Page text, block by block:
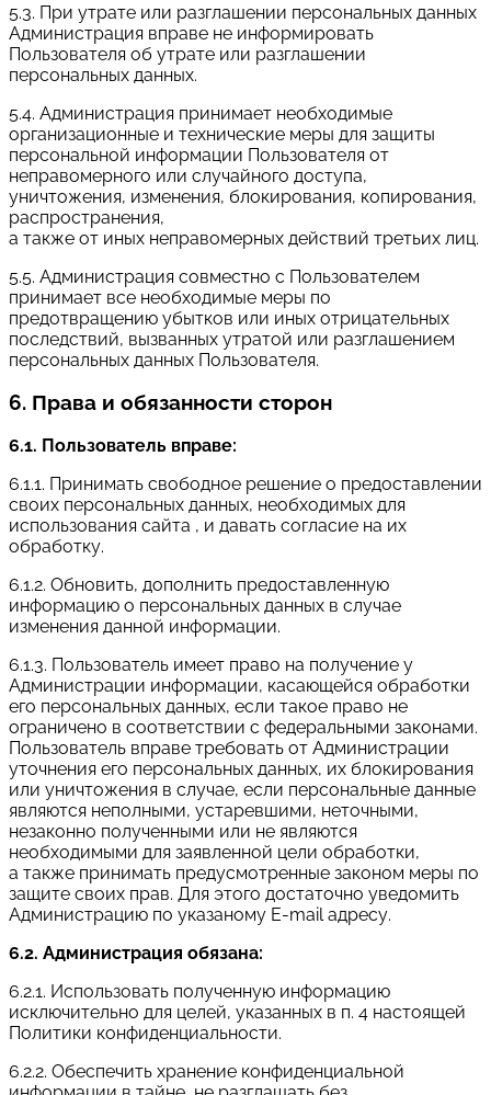
5.3. При утрате или разглашении персональных данных
Администрация вправе не информировать
Пользователя об утрате или разглашении
персональных данных.
5.4. Администрация принимает необходимые
организационные и технические меры для защиты
персональной информации Пользователя от
неправомерного или случайного доступа,
уничтожения, изменения, блокирования, копирования,
распространения,
а также от иных неправомерных действий третьих лиц.
5.5. Администрация совместно с Пользователем
принимает все необходимые меры по
предотвращению убытков или иных отрицательных
последствий, вызванных утратой или разглашением
персональных данных Пользователя.
6. Права и обязанности сторон
6.1. Пользователь вправе:
6.1.1. Принимать свободное решение о предоставлении
своих персональных данных, необходимых для
использования сайта , и давать согласие на их
обработку.
6.1.2. Обновить, дополнить предоставленную
информацию о персональных данных в случае
изменения данной информации.
6.1.3. Пользователь имеет право на получение у
Администрации информации, касающейся обработки
его персональных данных, если такое право не
ограничено в соответствии с федеральными законами.
Пользователь вправе требовать от Администрации
уточнения его персональных данных, их блокирования
или уничтожения в случае, если персональные данные
являются неполными, устаревшими, неточными,
незаконно полученными или не являются
необходимыми для заявленной цели обработки,
а также принимать предусмотренные законом меры по
защите своих прав. Для этого достаточно уведомить
Администрацию по указаному E-mail адресу.
6.2. Администрация обязана:
6.2.1. Использовать полученную информацию
исключительно для целей, указанных в п. 4 настоящей
Политики конфиденциальности.
6.2.2. Обеспечить хранение конфиденциальной